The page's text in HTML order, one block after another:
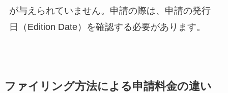
が与えられていません。申請の際は、申請の発行
日（Edition Date）を確認する必要があります。
ファイリング方法による申請料金の違い